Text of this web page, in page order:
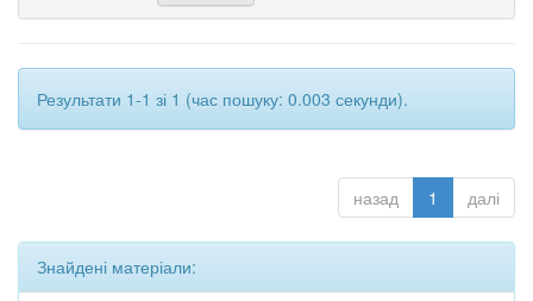
Результати 1-1 зі 1 (час пошуку: 0.003 секунди).
назад 1 далі
Знайдені матеріали: